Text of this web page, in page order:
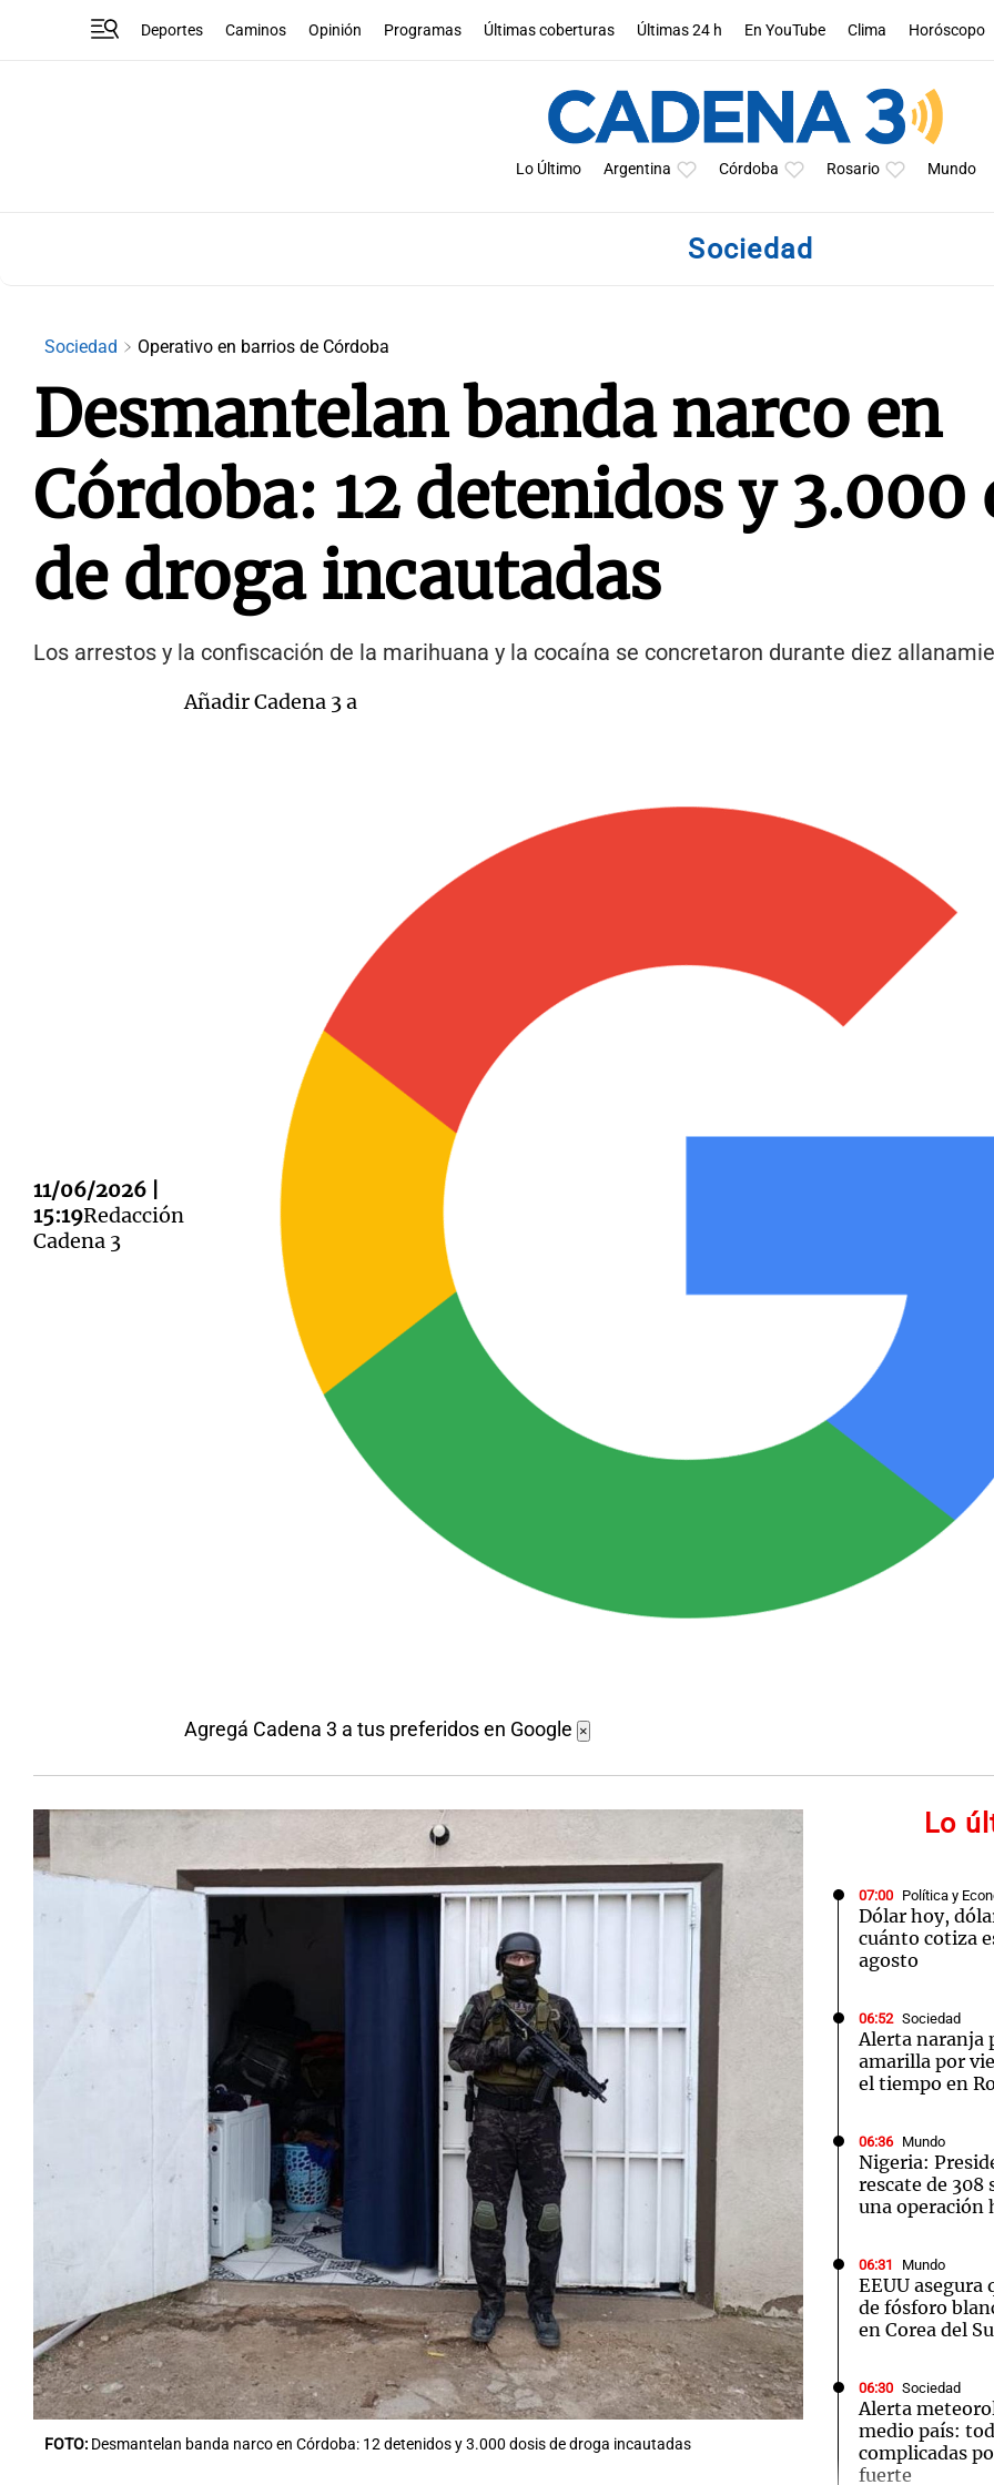
Deportes Caminos Opinión Programas Últimas coberturas Últimas 24 h En YouTube Clima Horóscopo
Lo Último Argentina Córdoba Rosario Mundo
Sociedad
Sociedad Operativo en barrios de Córdoba
Desmantelan banda narco en
Córdoba: 12 detenidos y 3.000
de droga incautadas
Los arrestos y la confiscación de la marihuana y la cocaína se concretaron durante diez
11/06/2026 |
15:19Redacción
Cadena 3
Añadir Cadena 3 a
Agregá Cadena 3 a tus preferidos en Google ×
FOTO: Desmantelan banda narco en Córdoba: 12 detenidos y 3.000 dosis de droga incautadas
Lo
07:00 Política y
Dólar hoy,
cuánto cotiza
agosto
06:52 Sociedad
Alerta naranja
amarilla por
el tiempo en
06:36 Mundo
Nigeria:
rescate de 308
una operación
06:31 Mundo
EEUU asegura
de fósforo
en Corea del
06:30 Sociedad
Alerta
medio país:
complicadas
fuerte
Editorial
Notas
Mundial 2026
Notas
Cadena 3